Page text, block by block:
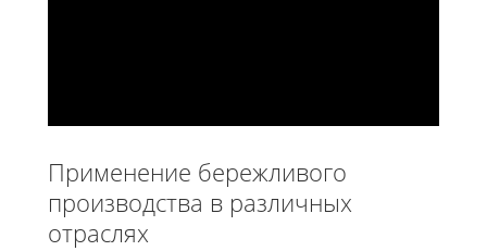
Применение бережливого
производства в различных
отраслях